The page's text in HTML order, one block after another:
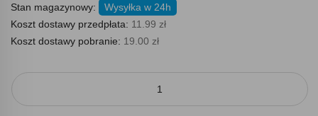
Stan magazynowy:
Wysyłka w 24h
Koszt dostawy przedpłata: 11.99 zł
Koszt dostawy pobranie: 19.00 zł